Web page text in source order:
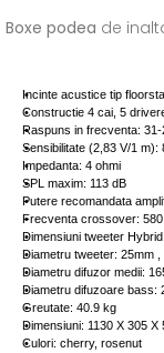
Boxe podea de
Incinte acustice tip
Constructie 4 cai, 5
Raspuns in frecventa: 31-
Sensibilitate (2,83 V/1 m):
Impedanta: 4 ohmi
SPL maxim: 113 dB
Putere recomandata
Frecventa crossover:
Dimensiuni tweeter
Diametru tweeter: 25mm
Diametru difuzor medii:
Diametru difuzoare bass:
Greutate: 40.9 kg
Dimensiuni: 1130 X 305
Culori: cherry, rosenut